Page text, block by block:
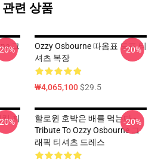
관련 상품
그
Ozzy Osbourne 따옴표 도표 티
셔츠 복장
₩4,065,100$29.5
-20%
지
할로윈 호박은 배를 먹는다 -
Tribute To Ozzy Osbourne 그
래픽 티셔츠 드레스
-20%